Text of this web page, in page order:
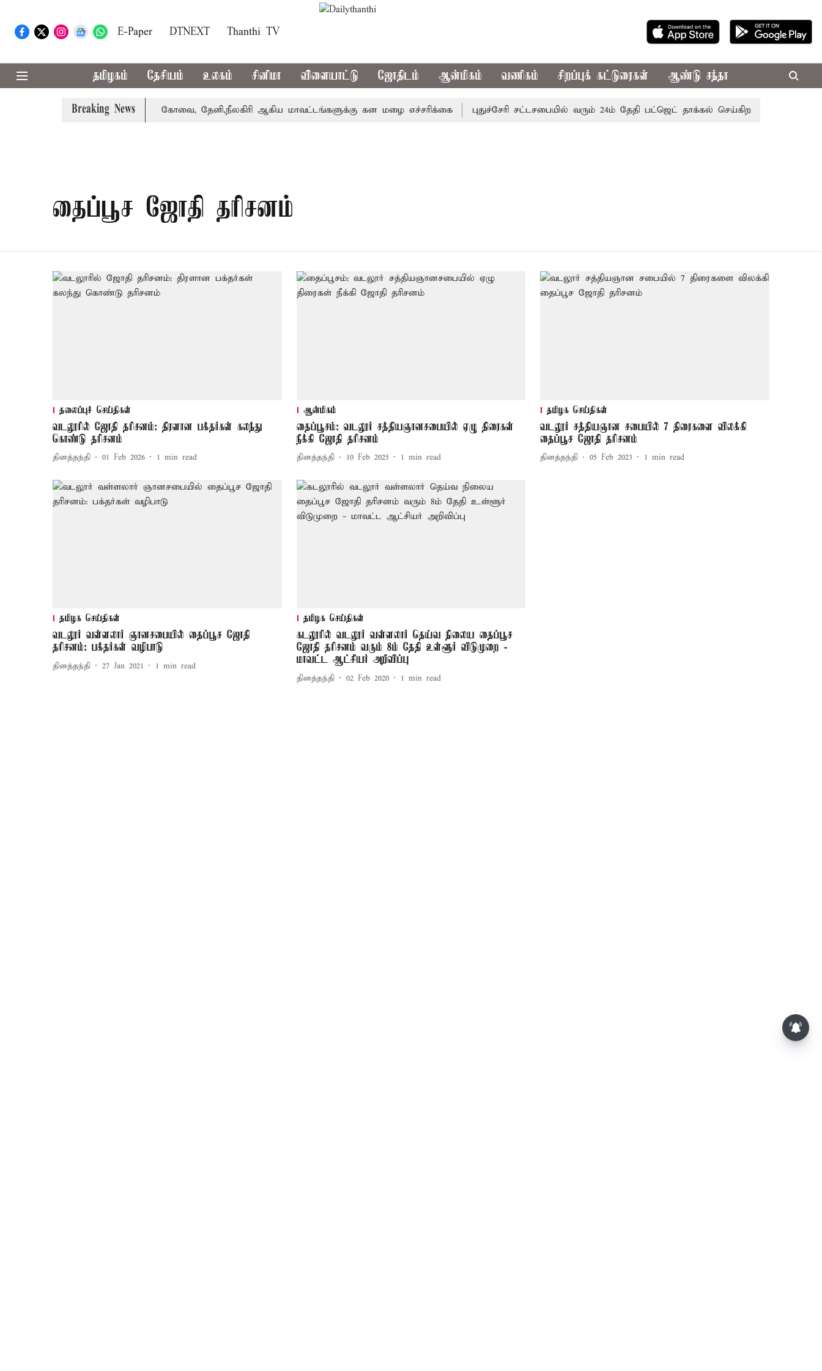
E-Paper DTNEXT Thanthi TV
தமிழகம் தேசியம் உலகம் சினிமா விளையாட்டு ஜோதிடம் ஆன்மிகம் வணிகம் சிறப்புக் கட்டுரைகள் ஆண்டு சந்தா
Breaking News
வாபஸ் பெற்றார் சங்கீதா கோவை, தேனி,நீலகிரி ஆகிய மாவட்டங்களுக்கு கன மழை எச்சரிக்கை புதுச்சேரி சட்டசபையில் வரும் 24ம் தேதி பட்ஜெட் தாக்கல் செய்கிறார் முதல்-அமைச்சர்
தைப்பூச ஜோதி தரிசனம்
தலைப்புச் செய்திகள்
வடலூரில் ஜோதி தரிசனம்: திரளான பக்தர்கள் கலந்து
கொண்டு தரிசனம்
தினத்தந்தி 01 Feb 2026 1 min read
ஆன்மிகம்
தைப்பூசம்: வடலூர் சத்தியஞானசபையில் ஏழு திரைகள்
நீக்கி ஜோதி தரிசனம்
தினத்தந்தி 10 Feb 2025 1 min read
தமிழக செய்திகள்
வடலூர் சத்தியஞான சபையில் 7 திரைகளை விலக்கி
தைப்பூச ஜோதி தரிசனம்
தினத்தந்தி 05 Feb 2023 1 min read
தமிழக செய்திகள்
வடலூர் வள்ளலார் ஞானசபையில் தைப்பூச ஜோதி
தரிசனம்: பக்தர்கள் வழிபாடு
தினத்தந்தி 27 Jan 2021 1 min read
தமிழக செய்திகள்
கடலூரில் வடலூர் வள்ளலார் தெய்வ நிலைய தைப்பூச
ஜோதி தரிசனம் வரும் 8ம் தேதி உள்ளூர் விடுமுறை -
மாவட்ட ஆட்சியர் அறிவிப்பு
தினத்தந்தி 02 Feb 2020 1 min read